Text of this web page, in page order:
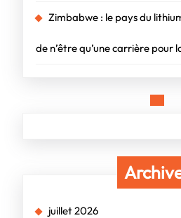
Zimbabwe : le pays du
de n’être qu’une carrière pour
juillet 2026